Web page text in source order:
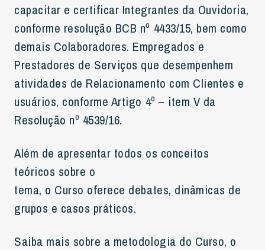
capacitar e certificar Integrantes da Ouvidoria,
conforme resolução BCB nº 4433/15, bem como
demais Colaboradores. Empregados e
Prestadores de Serviços que desempenhem
atividades de Relacionamento com Clientes e
usuários, conforme Artigo 4º – item V da
Resolução nº 4539/16.
Além de apresentar todos os conceitos
teóricos sobre o
tema, o Curso oferece debates, dinâmicas de
grupos e casos práticos.
Saiba mais sobre a metodologia do Curso, o